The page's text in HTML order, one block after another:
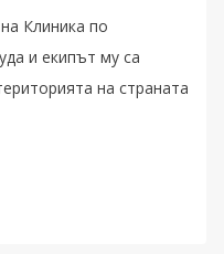
Клиника по
и екипът му са
на страната